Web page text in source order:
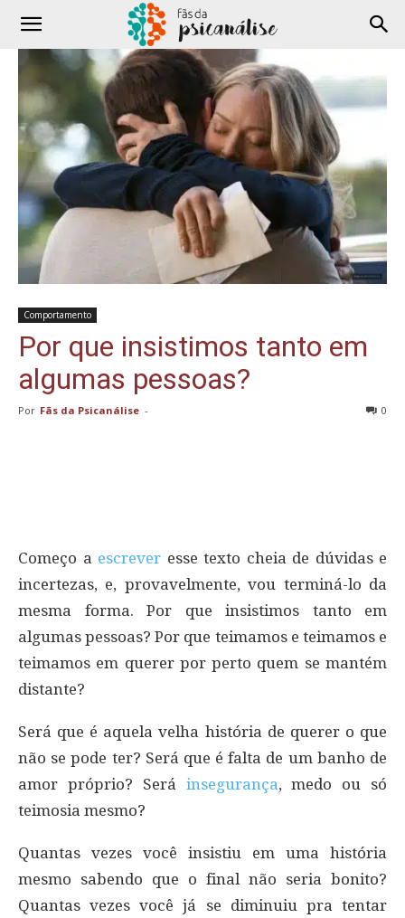
Comportamento
Por que insistimos tanto em
algumas pessoas?
Por Fãs da Psicanálise - 0
Começo a escrever esse texto cheia de dúvidas e
incertezas, e, provavelmente, vou terminá-lo da
mesma forma. Por que insistimos tanto em
algumas pessoas? Por que teimamos e teimamos e
teimamos em querer por perto quem se mantém
distante?
Será que é aquela velha história de querer o que
não se pode ter? Será que é falta de um banho de
amor próprio? Será insegurança, medo ou só
teimosia mesmo?
Quantas vezes você insistiu em uma história
mesmo sabendo que o final não seria bonito?
Quantas vezes você já se diminuiu pra tentar